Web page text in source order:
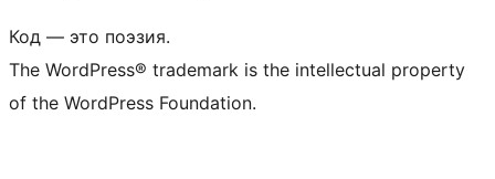
Код — это поэзия.
The WordPress® trademark is the intellectual property
of the WordPress Foundation.